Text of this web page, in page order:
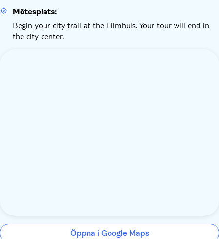
Mötesplats:
Begin your city trail at the Filmhuis. Your tour will end in
the city center.
Öppna i Google Maps